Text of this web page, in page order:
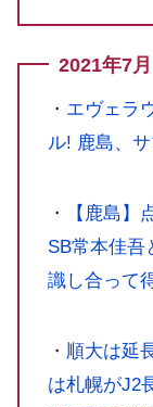
2021年7月
・ エヴェラ
ル! 鹿島、
・
【鹿島】
SB常本佳吾
識し合って
・ 順大は延
は札幌がJ2